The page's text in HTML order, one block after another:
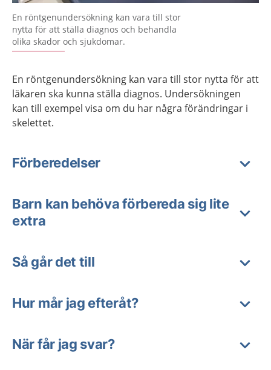
En röntgenundersökning kan vara till stor
nytta för att ställa diagnos och behandla
olika skador och sjukdomar.
En röntgenundersökning kan vara till stor nytta för att
läkaren ska kunna ställa diagnos. Undersökningen
kan till exempel visa om du har några förändringar i
skelettet.
Förberedelser
Barn kan behöva förbereda sig lite
extra
Så går det till
Hur mår jag efteråt?
När får jag svar?